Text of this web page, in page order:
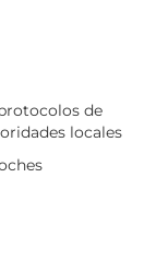
de
locales